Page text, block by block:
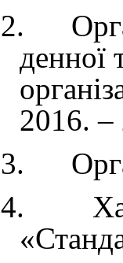
2.
денної
2016. –
3.
4.